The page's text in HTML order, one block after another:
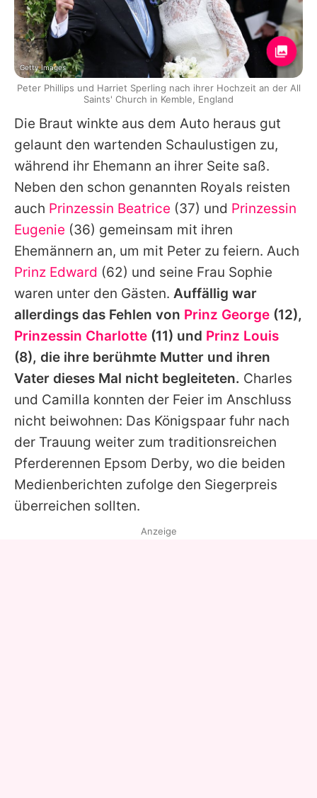
Die Braut winkte aus dem Auto heraus gut
gelaunt den wartenden Schaulustigen zu,
während ihr Ehemann an ihrer Seite saß.
Neben den schon genannten Royals reisten
auch Prinzessin Beatrice (37) und Prinzessin
Eugenie (36) gemeinsam mit ihren
Ehemännern an, um mit Peter zu feiern. Auch
Prinz Edward (62) und seine Frau Sophie
waren unter den Gästen. Auffällig war
allerdings das Fehlen von Prinz George (12),
Prinzessin Charlotte (11) und Prinz Louis
(8), die ihre berühmte Mutter und ihren
Vater dieses Mal nicht begleiteten. Charles
und Camilla konnten der Feier im Anschluss
nicht beiwohnen: Das Königspaar fuhr nach
der Trauung weiter zum traditionsreichen
Pferderennen Epsom Derby, wo die beiden
Medienberichten zufolge den Siegerpreis
überreichen sollten.
Getty Images
Peter Phillips und Harriet Sperling nach ihrer Hochzeit an der All
Saints' Church in Kemble, England
Anzeige